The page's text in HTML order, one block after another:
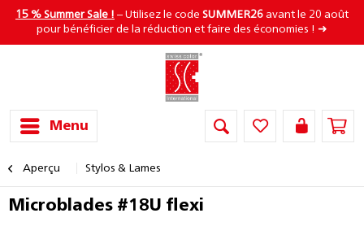
15 % Summer Sale ! – Utilisez le code SUMMER26 avant le 20 août
pour bénéficier de la réduction et faire des économies ! ➜
Menu
Aperçu Stylos & Lames
Microblades #18U flexi